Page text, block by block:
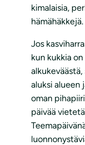
kimalaisia,
hämähäkkejä.
Jos
kun kukkia
aluksi alueen
oman
päivää